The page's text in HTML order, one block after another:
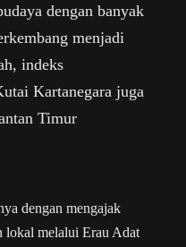
dengan banyak
menjadi
indeks
Kartanegara juga
Timur
dengan mengajak
lokal melalui Erau Adat